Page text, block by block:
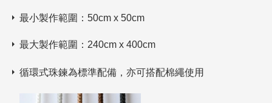
最小製作範圍：50cm x 50cm
最大製作範圍：240cm x 400cm
循環式珠鍊為標準配備，亦可搭配棉繩使用